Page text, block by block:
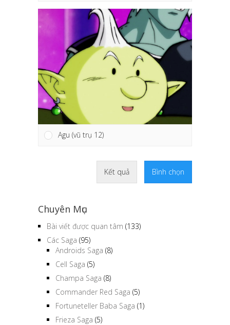
Agu (vũ trụ 12)
Kết quả Bình chọn
Chuyên Mục
Bài viết được quan tâm (133)
Các Saga (95)
Androids Saga (8)
Cell Saga (5)
Champa Saga (8)
Commander Red Saga (5)
Fortuneteller Baba Saga (1)
Frieza Saga (5)